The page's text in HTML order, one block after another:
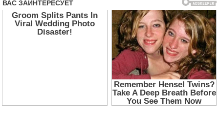
ДОБАВИТЬ